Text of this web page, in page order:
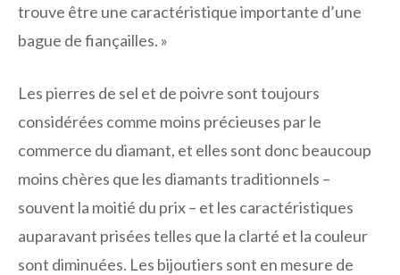
trouve être une caractéristique importante d’une
bague de fiançailles. »
Les pierres de sel et de poivre sont toujours
considérées comme moins précieuses par le
commerce du diamant, et elles sont donc beaucoup
moins chères que les diamants traditionnels –
souvent la moitié du prix – et les caractéristiques
auparavant prisées telles que la clarté et la couleur
sont diminuées. Les bijoutiers sont en mesure de